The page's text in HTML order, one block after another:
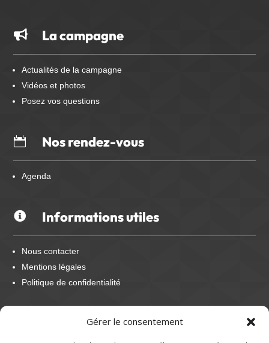
Gérer le consentement
 La campagne
Actualités de la campagne
Vidéos et photos
Posez vos questions
 Nos rendez-vous
Agenda
 Informations utiles
Nous contacter
Mentions légales
Politique de confidentialité
Nous suivre